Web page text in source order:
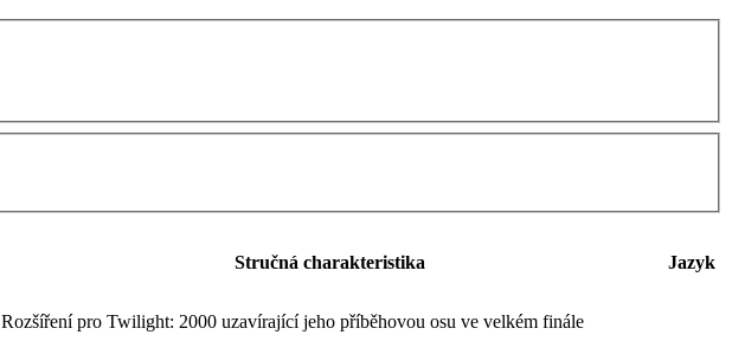
Stručná charakteristika
Jazyk
Rozšíření pro Twilight: 2000 uzavírající jeho příběhovou osu ve velkém finále